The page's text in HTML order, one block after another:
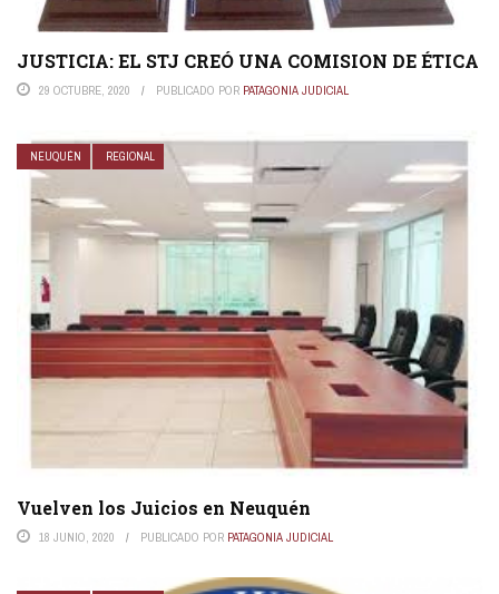
JUSTICIA: EL STJ CREÓ UNA COMISION DE ÉTICA
29 OCTUBRE, 2020 PUBLICADO POR PATAGONIA JUDICIAL
NEUQUÉN REGIONAL
Vuelven los Juicios en Neuquén
18 JUNIO, 2020 PUBLICADO POR PATAGONIA JUDICIAL